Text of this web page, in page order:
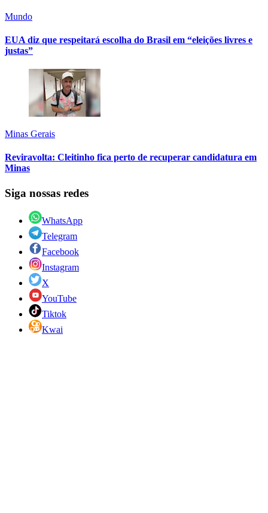
Mundo
EUA diz que respeitará escolha do Brasil em “eleições livres e
justas”
Minas Gerais
Reviravolta: Cleitinho fica perto de recuperar candidatura em
Minas
Siga nossas redes
WhatsApp
Telegram
Facebook
Instagram
X
YouTube
Tiktok
Kwai